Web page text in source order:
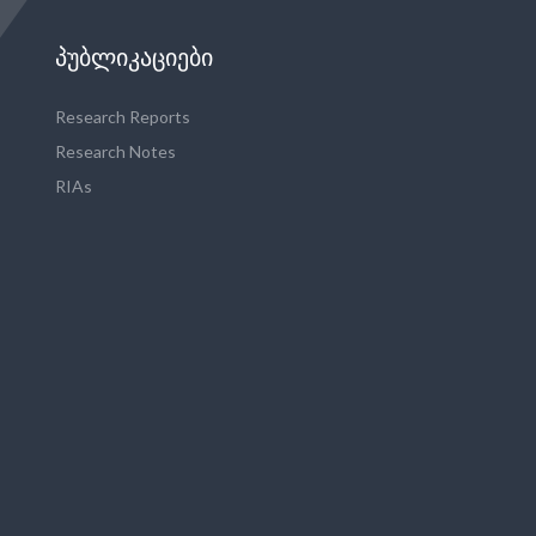
ᲞᲣᲑᲚᲘᲙᲐᲪᲘᲔᲑᲘ
Research Reports
Research Notes
RIAs